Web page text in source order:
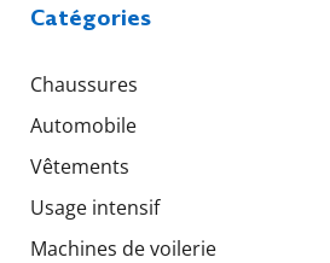
Catégories
Chaussures
Automobile
Vêtements
Usage intensif
Machines de voilerie